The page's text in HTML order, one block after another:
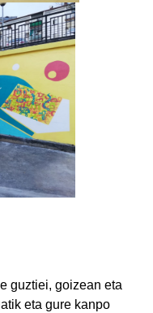
guztiei, goizean eta
eta gure kanpo